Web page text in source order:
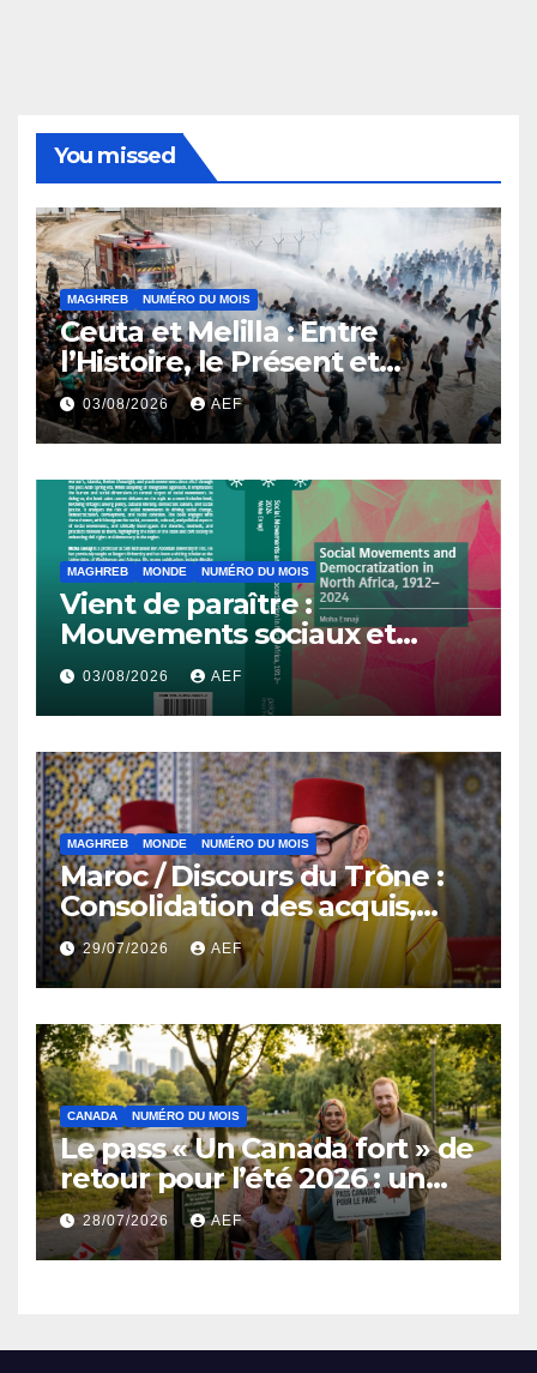
You missed
MAGHREB NUMÉRO DU MOIS
Ceuta et Melilla : Entre
l’Histoire, le Présent et
l’Avenir
03/08/2026 AEF
MAGHREB MONDE NUMÉRO DU MOIS
Vient de paraître :
Mouvements sociaux et
démocratisation en Afrique
du Nord, 1912-2024
03/08/2026 AEF
MAGHREB MONDE NUMÉRO DU MOIS
Maroc / Discours du Trône :
Consolidation des acquis,
résilience économique et
affirmation d’une
souveraineté stratégique
décomplexée
29/07/2026 AEF
CANADA NUMÉRO DU MOIS
Le pass « Un Canada fort » de
retour pour l’été 2026 : un
coup de pouce au
portefeuille et au tourisme
28/07/2026 AEF